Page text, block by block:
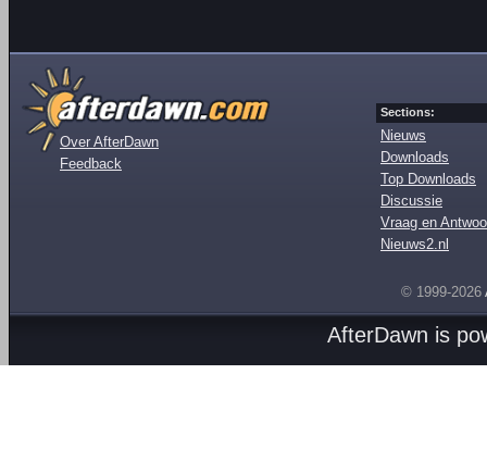
Over AfterDawn
Feedback
Sections:
Nieuws
Downloads
Top Downloads
Discussie
Vraag en
Nieuws2.nl
© 1999-2026
AfterDawn is